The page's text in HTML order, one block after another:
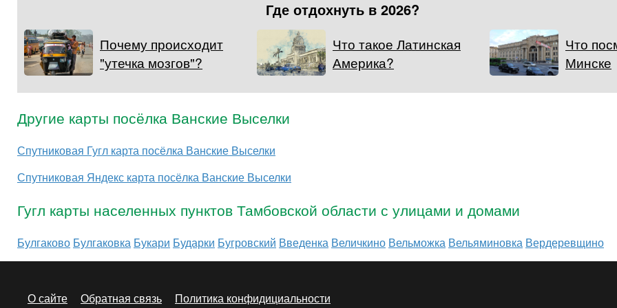
Где отдохнуть в 2026?
Почему происходит
"утечка мозгов"?
Что такое Латинская
Америка?
Что
Минске
Другие карты посёлка Ванские Выселки
Спутниковая Гугл карта посёлка Ванские Выселки
Спутниковая Яндекс карта посёлка Ванские Выселки
Гугл карты населенных пунктов Тамбовской области с улицами и домами
Булгаково Булгаковка Букари Бударки Бугровский Введенка Величкино Вельможка Вельяминовка Вердеревщино
О сайте Обратная связь Политика конфидициальности